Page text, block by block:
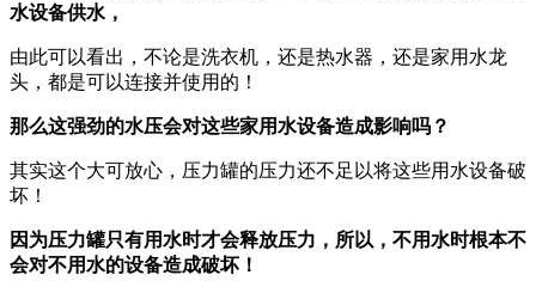
水设备供水，
由此可以看出，不论是洗衣机，还是热水器，还是家用水龙
头，都是可以连接并使用的！
那么这强劲的水压会对这些家用水设备造成影响吗？
其实这个大可放心，压力罐的压力还不足以将这些用水设备破
坏！
因为压力罐只有用水时才会释放压力，所以，不用水时根本不
会对不用水的设备造成破坏！